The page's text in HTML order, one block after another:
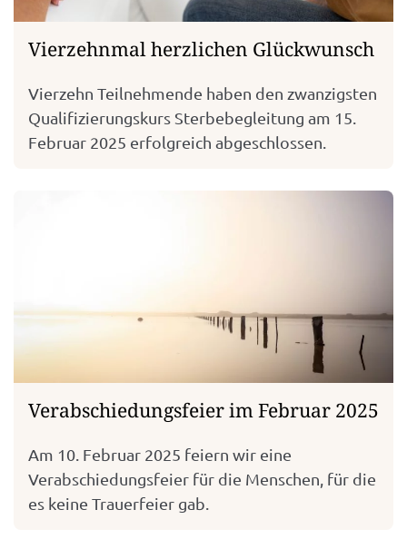
Vierzehnmal herzlichen Glückwunsch
Vierzehn Teilnehmende haben den zwanzigsten
Qualifizierungskurs Sterbebegleitung am 15.
Februar 2025 erfolgreich abgeschlossen.
Verabschiedungsfeier im Februar 2025
Am 10. Februar 2025 feiern wir eine
Verabschiedungsfeier für die Menschen, für die
es keine Trauerfeier gab.